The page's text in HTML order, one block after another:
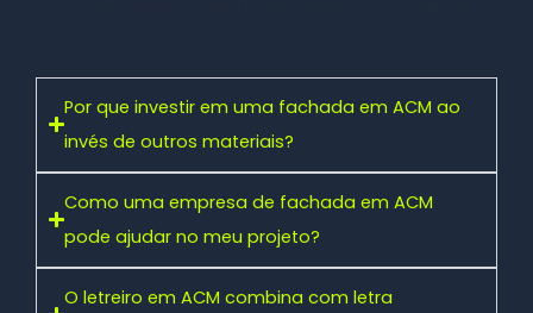
Por que investir em uma fachada em ACM ao
invés de outros materiais?
Como uma empresa de fachada em ACM
pode ajudar no meu projeto?
O letreiro em ACM combina com letra